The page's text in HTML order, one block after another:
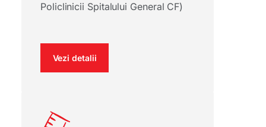
Policlinicii Spitalului General CF)
Vezi detalii